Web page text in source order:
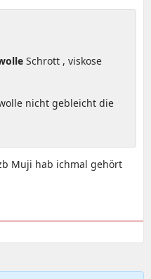
Schrott , viskose
nicht gebleicht die
Muji hab ichmal gehört